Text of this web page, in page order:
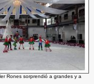
Rones sorprendió a grandes y a